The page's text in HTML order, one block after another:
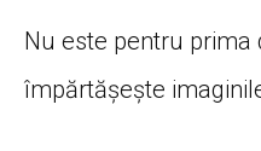
Nu este pentru
împărtășește